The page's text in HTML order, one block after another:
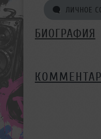
ЛИЧНОЕ
БИОГРАФИЯ